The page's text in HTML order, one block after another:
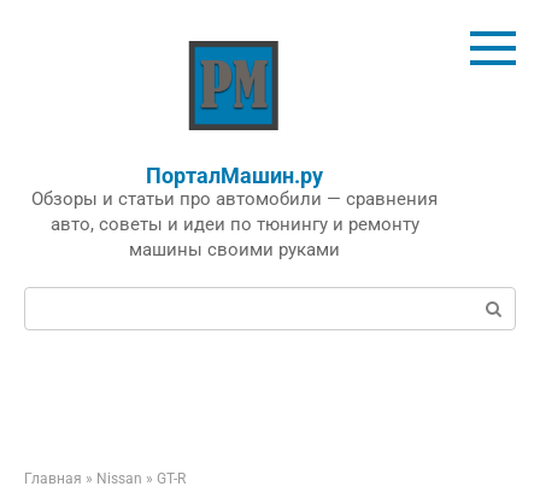
ПорталМашин.ру
Обзоры и статьи про автомобили — сравнения
авто, советы и идеи по тюнингу и ремонту
машины своими руками
Поиск:
Главная » Nissan » GT-R